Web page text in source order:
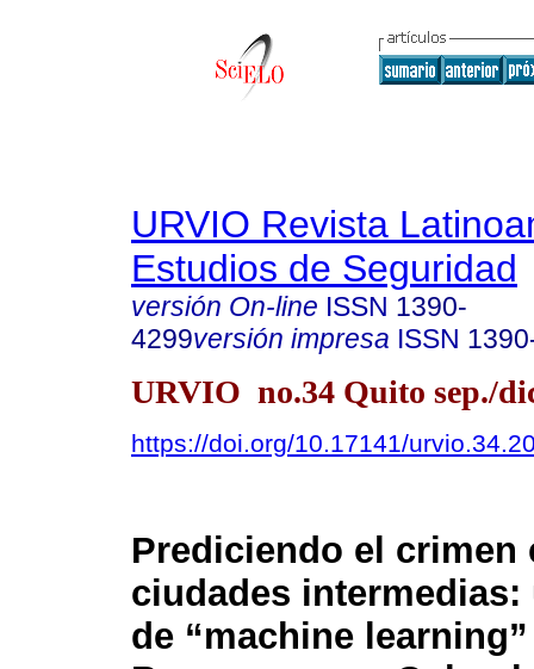
URVIO Revista
Estudios de Seguridad
versión On-line ISSN 1390-
4299versión impresa ISSN
URVIO no.34 Quito sep./
https://doi.org/10.17141/
Prediciendo el crimen
ciudades intermedias:
de “machine